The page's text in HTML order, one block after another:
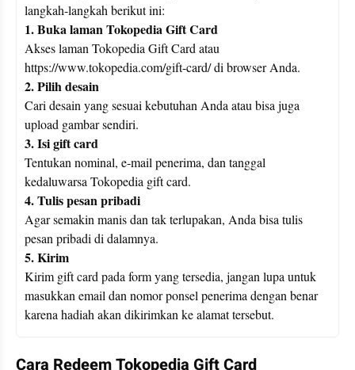
1. Buka laman Tokopedia Gift Card
Akses laman Tokopedia Gift Card atau
https://www.tokopedia.com/gift-card/ di browser Anda.
2. Pilih desain
Cari desain yang sesuai kebutuhan Anda atau bisa juga
upload gambar sendiri.
3. Isi gift card
Tentukan nominal, e-mail penerima, dan tanggal
kedaluwarsa Tokopedia gift card.
4. Tulis pesan pribadi
Agar semakin manis dan tak terlupakan, Anda bisa tulis
5. Kirim
Kirim gift card pada form yang tersedia, jangan lupa untuk
masukkan email dan nomor ponsel penerima dengan benar
karena hadiah akan dikirimkan ke alamat tersebut.
Cara Redeem Tokopedia Gift Card